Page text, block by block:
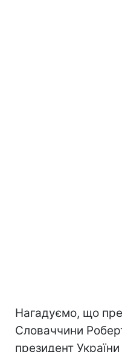
Нагадуємо, що
Словаччини
президент